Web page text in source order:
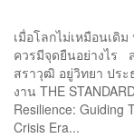
เมื่อโลกไม่เหมือนเดิ
ควรมีจุดยืนอย่างไร
สราวุฒิ อยู่วิทยา ประ
งาน THE
Resilience: Guiding
Crisis Era...